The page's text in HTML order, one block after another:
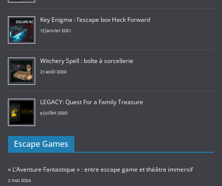
Key Enigma : l’escape box Hack Forward
13 janvier 2021
Witchery Spell : boîte à sorcellerie
21 août 2020
LEGACY: Quest For a Family Treasure
9 juillet 2020
Escape Games
« L’Aventure Fantastique » : entre escape game et théâtre immersif
2 mai 2024